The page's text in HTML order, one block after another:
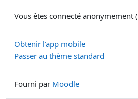
Vous êtes connecté anonymement (
Obtenir l’app mobile
Passer au thème standard
Fourni par Moodle